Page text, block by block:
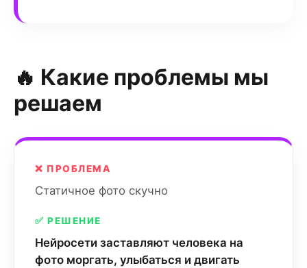
🔥 Какие проблемы мы
решаем
❌ ПРОБЛЕМА
Статичное фото скучно
✅ РЕШЕНИЕ
Нейросети заставляют человека на
фото моргать, улыбаться и двигать